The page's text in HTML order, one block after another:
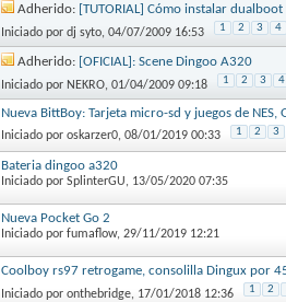
Adherido: [TUTORIAL] Cómo instalar
Iniciado por dj syto, 04/07/2009 16:53 1 2 3 4
Adherido: [OFICIAL]: Scene Dingoo A320
Iniciado por NEKRO, 01/04/2009 09:18 1 2 3 4
Nueva BittBoy: Tarjeta micro-sd y juegos de NES,
Iniciado por oskarzer0, 08/01/2019 00:33 1 2 3
Bateria dingoo a320
Iniciado por SplinterGU, 13/05/2020 07:35
Nueva Pocket Go 2
Iniciado por fumaflow, 29/11/2019 12:21
Coolboy rs97 retrogame, consolilla Dingux por
Iniciado por onthebridge, 17/01/2018 12:36 1 2